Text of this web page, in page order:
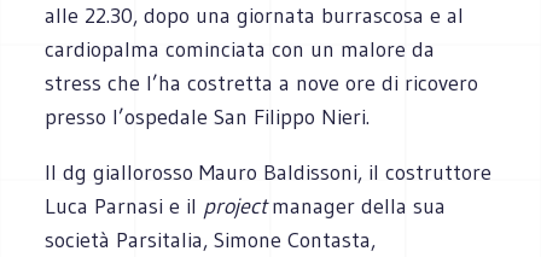
alle 22.30, dopo una giornata burrascosa e al
cardiopalma cominciata con un malore da
stress che l’ha costretta a nove ore di ricovero
presso l’ospedale San Filippo Nieri.
Il dg giallorosso Mauro Baldissoni, il costruttore
Luca Parnasi e il projectmanager della sua
società Parsitalia, Simone Contasta,